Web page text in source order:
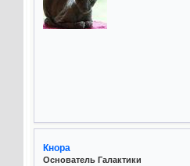
Кнора
Основатель Галактики